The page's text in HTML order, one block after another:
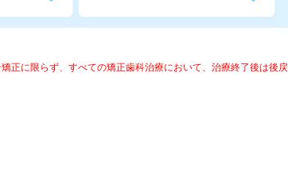
正に限らず、すべての矯正歯科治療において、治療終了後は後戻